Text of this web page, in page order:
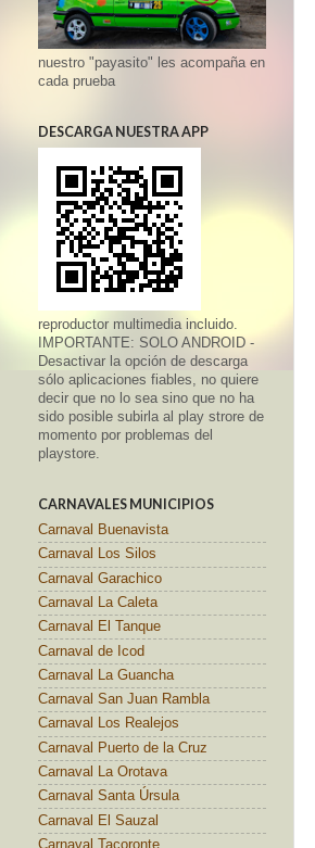
nuestro "payasito" les acompaña en
cada prueba
DESCARGA NUESTRA APP
reproductor multimedia incluido.
IMPORTANTE: SOLO ANDROID -
Desactivar la opción de descarga
sólo aplicaciones fiables, no quiere
decir que no lo sea sino que no ha
sido posible subirla al play strore de
momento por problemas del
playstore.
CARNAVALES MUNICIPIOS
Carnaval Buenavista
Carnaval Los Silos
Carnaval Garachico
Carnaval La Caleta
Carnaval El Tanque
Carnaval de Icod
Carnaval La Guancha
Carnaval San Juan Rambla
Carnaval Los Realejos
Carnaval Puerto de la Cruz
Carnaval La Orotava
Carnaval Santa Úrsula
Carnaval El Sauzal
Carnaval Tacoronte